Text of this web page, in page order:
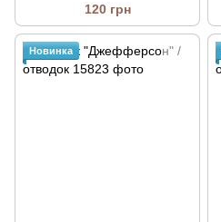
120 грн
Новинка